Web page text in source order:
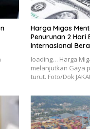
Harga Migas
Penurunan 2 Hari
Internasional
loading… Harga
melanjutkan Gaya
turut. Foto/Dok